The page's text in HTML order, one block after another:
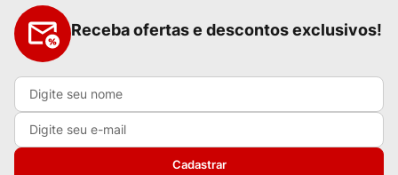
Receba ofertas e descontos exclusivos!
Cadastrar